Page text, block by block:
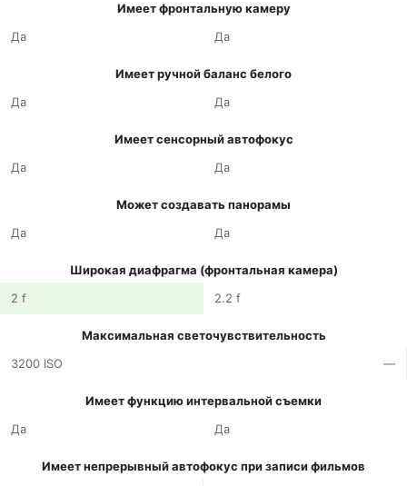
Имеет фронтальную камеру
Да
Да
Имеет ручной баланс белого
Да
Да
Имеет сенсорный автофокус
Да
Да
Может создавать панорамы
Да
Да
Широкая диафрагма (фронтальная камера)
2 f
2.2 f
Максимальная светочувствительность
3200 ISO
—
Имеет функцию интервальной съемки
Да
Да
Имеет непрерывный автофокус при записи фильмов